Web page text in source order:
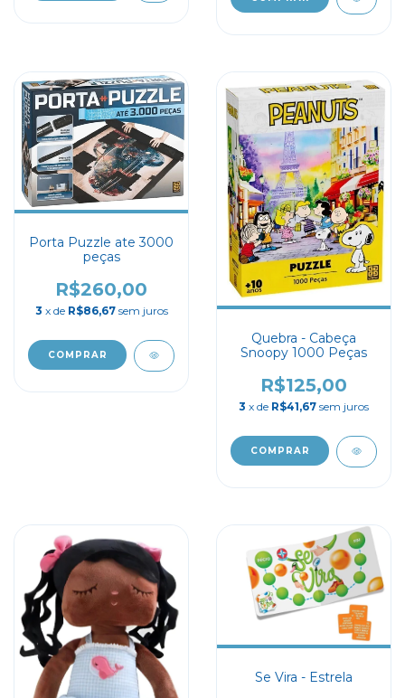
Porta Puzzle ate 3000
peças
R$260,00
3 x de R$86,67 sem juros
Quebra - Cabeça
Snoopy 1000 Peças
R$125,00
3 x de R$41,67 sem juros
Se Vira - Estrela